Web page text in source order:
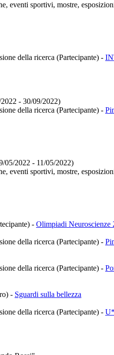
eventi sportivi, mostre,
della ricerca (Partecipante) -
- 30/09/2022)
della ricerca (Partecipante) -
2022 - 11/05/2022)
eventi sportivi, mostre,
- Olimpiadi Neuroscienze
della ricerca (Partecipante) -
della ricerca (Partecipante) -
- Sguardi sulla bellezza
della ricerca (Partecipante) -